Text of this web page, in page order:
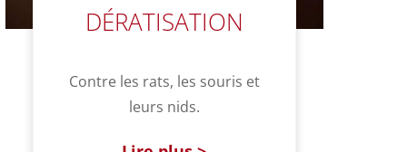
DÉRATISATION
Contre les rats, les souris et
leurs nids.